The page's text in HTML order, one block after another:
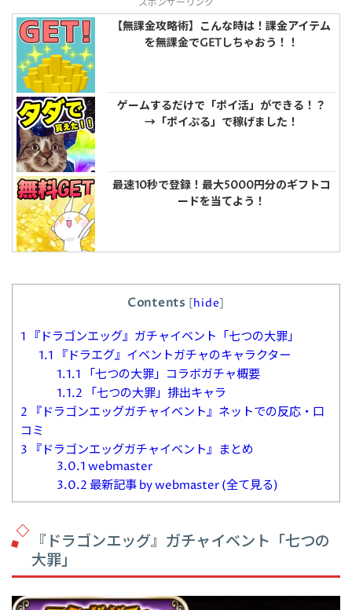
【無課金攻略術】こんな時は！課金アイテム
を無課金でGETしちゃおう！！
ゲームするだけで「ポイ活」ができる！？
→「ポイぷる」で稼げました！
最速10秒で登録！最大5000円分のギフトコ
ードを当てよう！
Contents [hide]
1 『ドラゴンエッグ』ガチャイベント「七つの大罪」
1.1 『ドラエグ』イベントガチャのキャラクター
1.1.1 「七つの大罪」コラボガチャ概要
1.1.2 「七つの大罪」排出キャラ
2 『ドラゴンエッグガチャイベント』ネットでの反応・口
コミ
3 『ドラゴンエッグガチャイベント』まとめ
3.0.1webmaster
3.0.2 最新記事 by webmaster (全て見る)
『ドラゴンエッグ』ガチャイベント「七つの
大罪」